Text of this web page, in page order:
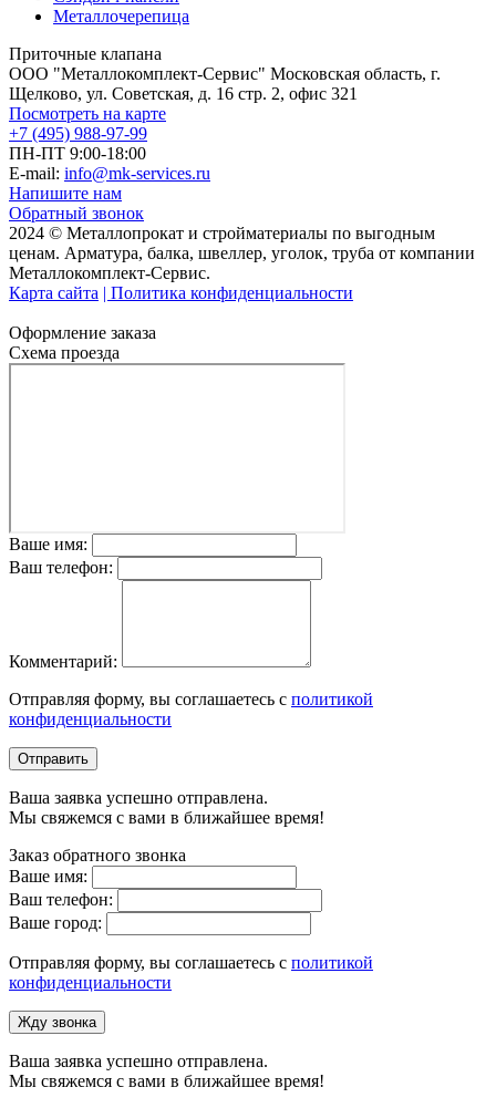
Металлочерепица
Приточные клапана
ООО "Металлокомплект-Сервис" Московская область, г.
Щелково, ул. Советская, д. 16 стр. 2, офис 321
Посмотреть на карте
+7 (495) 988-97-99
ПН-ПТ 9:00-18:00
E-mail: info@mk-services.ru
Напишите нам
Обратный звонок
2024 © Металлопрокат и стройматериалы по выгодным
ценам. Арматура, балка, швеллер, уголок, труба от компании
Металлокомплект-Сервис.
Карта сайта | Политика конфиденциальности
Оформление заказа
Схема проезда
Ваше имя:
Ваш телефон:
Комментарий:
Отправляя форму, вы соглашаетесь с политикой
конфиденциальности
Отправить
Ваша заявка успешно отправлена.
Мы свяжемся с вами в ближайшее время!
Заказ обратного звонка
Ваше имя:
Ваш телефон:
Ваше город:
Отправляя форму, вы соглашаетесь с политикой
конфиденциальности
Жду звонка
Ваша заявка успешно отправлена.
Мы свяжемся с вами в ближайшее время!